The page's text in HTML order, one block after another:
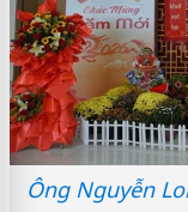
Ông Nguyễn